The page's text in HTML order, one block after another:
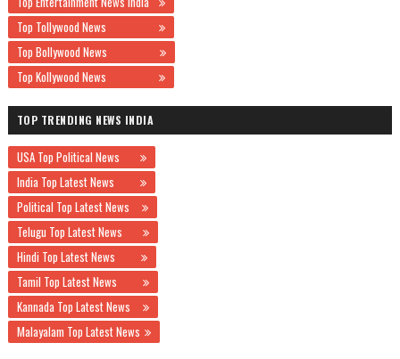
Top Tollywood News
Top Bollywood News
Top Kollywood News
TOP TRENDING NEWS INDIA
USA Top Political News
India Top Latest News
Political Top Latest News
Telugu Top Latest News
Hindi Top Latest News
Tamil Top Latest News
Kannada Top Latest News
Malayalam Top Latest News